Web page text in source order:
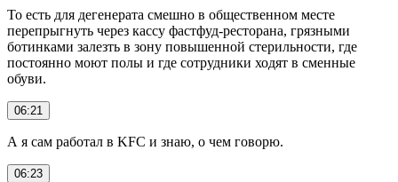
То есть для дегенерата смешно в общественном месте
перепрыгнуть через кассу фастфуд-ресторана, грязными
ботинками залезть в зону повышенной стерильности, где
постоянно моют полы и где сотрудники ходят в сменные
обуви.
06:21
А я сам работал в KFC и знаю, о чем говорю.
06:23